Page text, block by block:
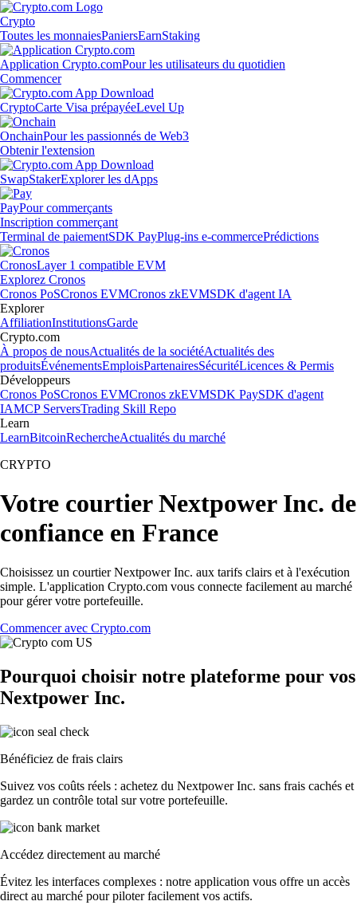
Crypto
Toutes les monnaiesPaniersEarnStaking
Application Crypto.comPour les utilisateurs du quotidien
Commencer
CryptoCarte Visa prépayéeLevel Up
OnchainPour les passionnés de Web3
Obtenir l'extension
SwapStakerExplorer les dApps
PayPour commerçants
Inscription commerçant
Terminal de paiementSDK PayPlug-ins e-commercePrédictions
CronosLayer 1 compatible EVM
Explorez Cronos
Cronos PoSCronos EVMCronos zkEVMSDK d'agent IA
Explorer
AffiliationInstitutionsGarde
Crypto.com
À propos de nousActualités de la sociétéActualités des
produitsÉvénementsEmploisPartenairesSécuritéLicences & Permis
Développeurs
Cronos PoSCronos EVMCronos zkEVMSDK PaySDK d'agent
IAMCP ServersTrading Skill Repo
Learn
LearnBitcoinRechercheActualités du marché
CRYPTO
Votre courtier Nextpower Inc. de
confiance en France
Choisissez un courtier Nextpower Inc. aux tarifs clairs et à l'exécution
simple. L'application Crypto.com vous connecte facilement au marché
pour gérer votre portefeuille.
Commencer avec Crypto.com
Pourquoi choisir notre plateforme pour vos
Nextpower Inc.
Bénéficiez de frais clairs
Suivez vos coûts réels : achetez du Nextpower Inc. sans frais cachés et
gardez un contrôle total sur votre portefeuille.
Accédez directement au marché
Évitez les interfaces complexes : notre application vous offre un accès
direct au marché pour piloter facilement vos actifs.